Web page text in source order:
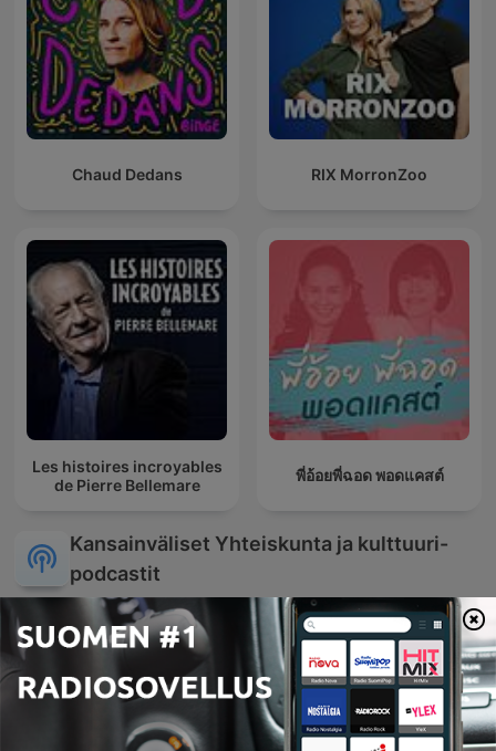
Chaud Dedans RIX MorronZoo
Les histoires incroyables
de Pierre Bellemare
พี่อ้อยพี่ฉอด พอดแคสต์
Kansainväliset Yhteiskunta ja kulttuuri-
podcastit